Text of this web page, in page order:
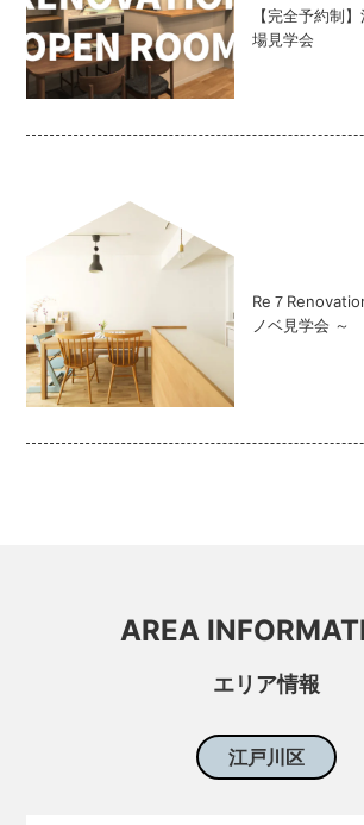
【完全予約制
場見学会
Re７
ノベ見学会 ～
AREA
エリア情報
江戸川区